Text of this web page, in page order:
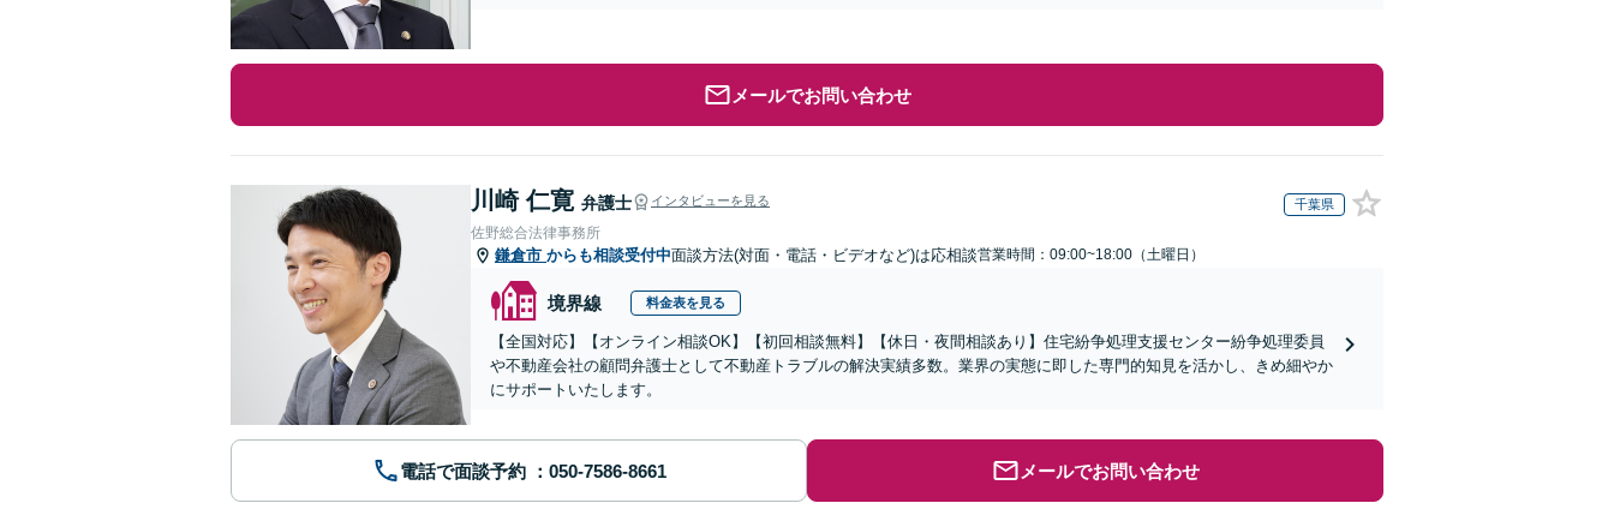
メールでお問い合わせ
川崎 仁寛 弁護士 インタビューを見る 千葉県
佐野総合法律事務所
鎌倉市 からも相談受付中面談方法(対面・電話・ビデオなど)は応相談営業時間：09:00~18:00（土曜日）
境界線 料金表を見る
【全国対応】【オンライン相談OK】【初回相談無料】【休日・夜間相談あり】住宅紛争処理支援センター紛争処理委員
や不動産会社の顧問弁護士として不動産トラブルの解決実績多数。業界の実態に即した専門的知見を活かし、きめ細やか
にサポートいたします。
電話で面談予約 メールでお問い合わせ